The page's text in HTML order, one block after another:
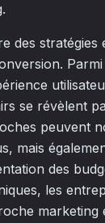
des stratégies
se révèlent
peuvent
mais
des
les
marketing